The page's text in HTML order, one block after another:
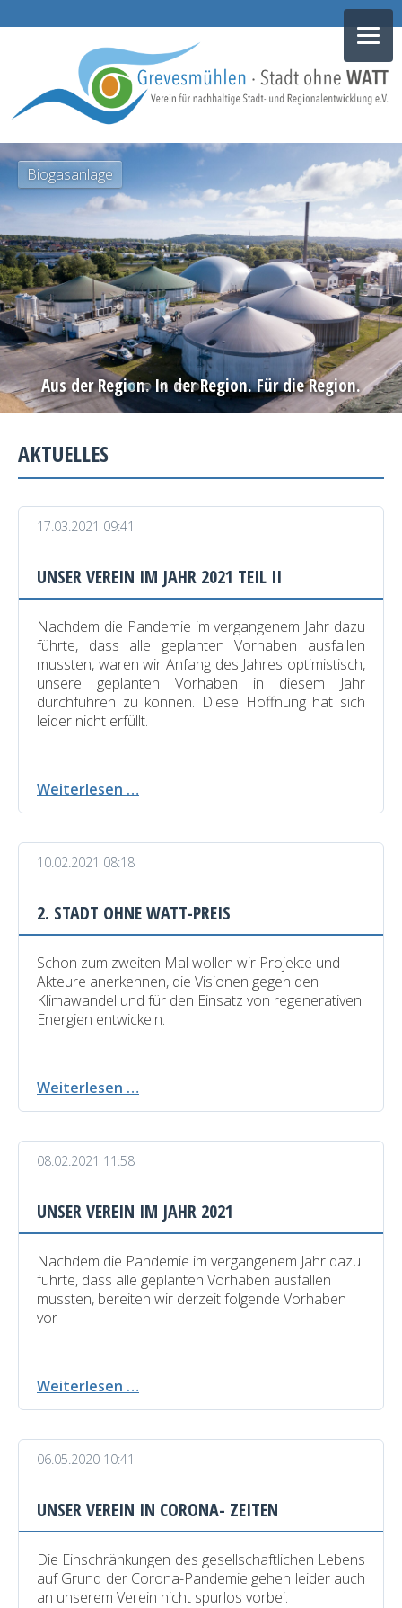
NAVIGATION
ÜBERSPRINGEN
Aus der Region. In der Region. Für die Region.
Biogasanlage
AKTUELLES
17.03.2021 09:41
UNSER VEREIN IM JAHR 2021 TEIL II
Nachdem die Pandemie im vergangenem Jahr dazu
führte, dass alle geplanten Vorhaben ausfallen
mussten, waren wir Anfang des Jahres optimistisch,
unsere geplanten Vorhaben in diesem Jahr
durchführen zu können. Diese Hoffnung hat sich
leider nicht erfüllt.
Weiterlesen …
Jahr
10.02.2021 08:18
2. STADT OHNE WATT-PREIS
Schon zum zweiten Mal wollen wir Projekte und
Akteure anerkennen, die Visionen gegen den
Klimawandel und für den Einsatz von regenerativen
Energien entwickeln.
Weiterlesen …
WATT-
08.02.2021 11:58
UNSER VEREIN IM JAHR 2021
Nachdem die Pandemie im vergangenem Jahr dazu
führte, dass alle geplanten Vorhaben ausfallen
mussten, bereiten wir derzeit folgende Vorhaben
vor
Weiterlesen …
Jahr
06.05.2020 10:41
UNSER VEREIN IN CORONA- ZEITEN
Die Einschränkungen des gesellschaftlichen Lebens
auf Grund der Corona-Pandemie gehen leider auch
an unserem Verein nicht spurlos vorbei.